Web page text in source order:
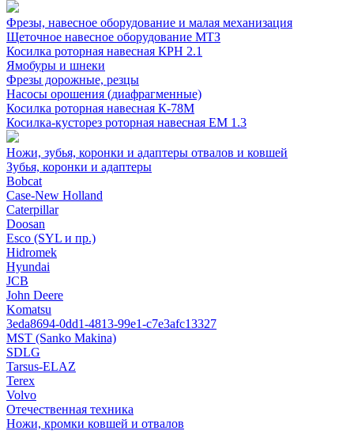
Фрезы, навесное оборудование и малая механизация
Щеточное навесное оборудование МТЗ
Косилка роторная навесная КРН 2.1
Ямобуры и шнеки
Фрезы дорожные, резцы
Насосы орошения (диафрагменные)
Косилка роторная навесная К-78М
Косилка-кусторез роторная навесная ЕМ 1.3
Ножи, зубья, коронки и адаптеры отвалов и ковшей
Зубья, коронки и адаптеры
Bobcat
Case-New Holland
Caterpillar
Doosan
Esco (SYL и пр.)
Hidromek
Hyundai
JCB
John Deere
Komatsu
3eda8694-0dd1-4813-99e1-c7e3afc13327
MST (Sanko Makina)
SDLG
Tarsus-ELAZ
Terex
Volvo
Отечественная техника
Ножи, кромки ковшей и отвалов